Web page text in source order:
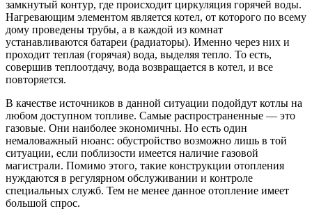
замкнутый контур, где происходит циркуляция горячей воды.
Нагревающим элементом является котел, от которого по всему
дому проведены трубы, а в каждой из комнат
устанавливаются батареи (радиаторы). Именно через них и
проходит теплая (горячая) вода, выделяя тепло. То есть,
совершив теплоотдачу, вода возвращается в котел, и все
повторяется.
В качестве источников в данной ситуации подойдут котлы на
любом доступном топливе. Самые распространенные — это
газовые. Они наиболее экономичны. Но есть один
немаловажный нюанс: обустройство возможно лишь в той
ситуации, если поблизости имеется наличие газовой
магистрали. Помимо этого, такие конструкции отопления
нуждаются в регулярном обслуживании и контроле
специальных служб. Тем не менее данное отопление имеет
большой спрос.